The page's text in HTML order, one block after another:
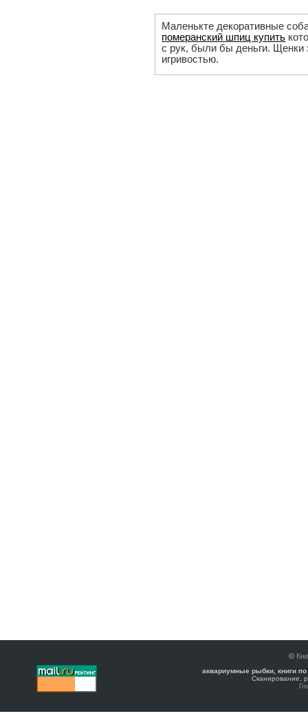
Маленькте декоративные
померанский шпиц купить
с рук, были бы деньги.
игривостью.
©
аквариумные рыбки, книги
Сканирование,